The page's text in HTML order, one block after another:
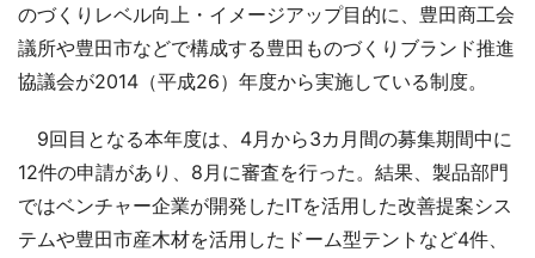
のづくりレベル向上・イメージアップ目的に、豊田商工会
議所や豊田市などで構成する豊田ものづくりブランド推進
協議会が2014（平成26）年度から実施している制度。
9回目となる本年度は、4月から3カ月間の募集期間中に
12件の申請があり、8月に審査を行った。結果、製品部門
ではベンチャー企業が開発したITを活用した改善提案シス
テムや豊田市産木材を活用したドーム型テントなど4件、